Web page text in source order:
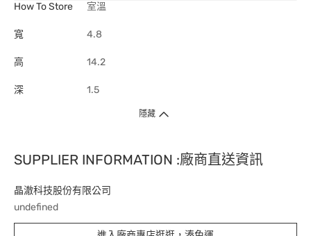
How To Store
室溫
寬 4.8
高 14.2
深 1.5
隱藏
SUPPLIER INFORMATION :廠商直送資訊
晶澈科技股份有限公司
undefined